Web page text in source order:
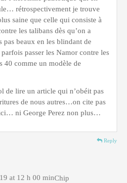
rétrospectivement je trouve
saine que celle qui consiste à
les talibans dès qu’on a
pas beaux en les blindant de
passer les Namor contre les
40 comme un modèle de
de lire un article qui n’obéit pas
de nous autres…on cite pas
ni George Perez non plus…
Reply
Chip
at 12 h 00 min